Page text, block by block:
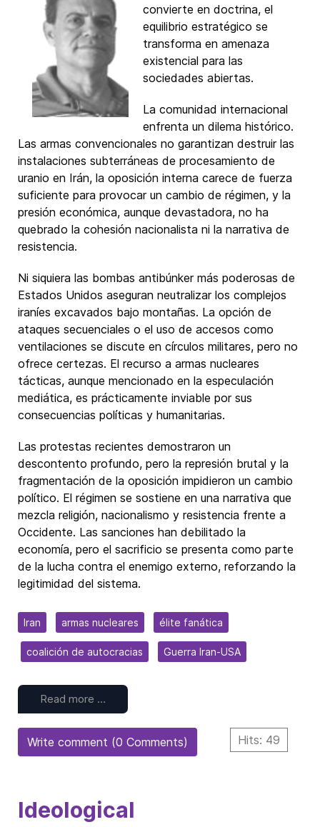
convierte en doctrina, el
equilibrio estratégico se
transforma en amenaza
existencial para las
sociedades abiertas.
La comunidad internacional
enfrenta un dilema histórico.
Las armas convencionales no garantizan destruir las
instalaciones subterráneas de procesamiento de
uranio en Irán, la oposición interna carece de fuerza
suficiente para provocar un cambio de régimen, y la
presión económica, aunque devastadora, no ha
quebrado la cohesión nacionalista ni la narrativa de
resistencia.
Ni siquiera las bombas antibúnker más poderosas de
Estados Unidos aseguran neutralizar los complejos
iraníes excavados bajo montañas. La opción de
ataques secuenciales o el uso de accesos como
ventilaciones se discute en círculos militares, pero no
ofrece certezas. El recurso a armas nucleares
tácticas, aunque mencionado en la especulación
mediática, es prácticamente inviable por sus
consecuencias políticas y humanitarias.
Las protestas recientes demostraron un
descontento profundo, pero la represión brutal y la
fragmentación de la oposición impidieron un cambio
político. El régimen se sostiene en una narrativa que
mezcla religión, nacionalismo y resistencia frente a
Occidente. Las sanciones han debilitado la
economía, pero el sacrificio se presenta como parte
de la lucha contra el enemigo externo, reforzando la
legitimidad del sistema.
Iran armas nucleares élite fanática
coalición de autocracias Guerra Iran-USA
Read more …
Hits: 49
Write comment (0 Comments)
Ideological